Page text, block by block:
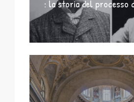
: la storia del processo